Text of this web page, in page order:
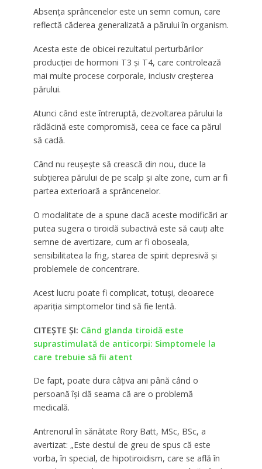
Absența sprâncenelor este un semn comun, care
reflectă căderea generalizată a părului în organism.
Acesta este de obicei rezultatul perturbărilor
producției de hormoni T3 și T4, care controlează
mai multe procese corporale, inclusiv creșterea
părului.
Atunci când este întreruptă, dezvoltarea părului la
rădăcină este compromisă, ceea ce face ca părul
să cadă.
Când nu reușește să crească din nou, duce la
subțierea părului de pe scalp și alte zone, cum ar fi
partea exterioară a sprâncenelor.
O modalitate de a spune dacă aceste modificări ar
putea sugera o tiroidă subactivă este să cauți alte
semne de avertizare, cum ar fi oboseala,
sensibilitatea la frig, starea de spirit depresivă și
problemele de concentrare.
Acest lucru poate fi complicat, totuși, deoarece
apariția simptomelor tind să fie lentă.
CITEȘTE ȘI: Când glanda tiroidă este
suprastimulată de anticorpi: Simptomele la
care trebuie să fii atent
De fapt, poate dura câțiva ani până când o
persoană își dă seama că are o problemă
medicală.
Antrenorul în sănătate Rory Batt, MSc, BSc, a
avertizat: „Este destul de greu de spus că este
vorba, în special, de hipotiroidism, care se află în